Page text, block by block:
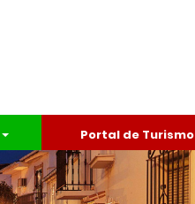
Portal de Turismo